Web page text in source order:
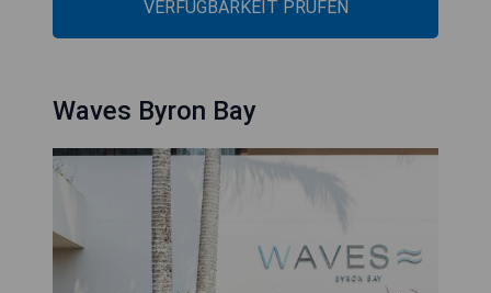
VERFÜGBARKEIT PRÜFEN
Waves Byron Bay